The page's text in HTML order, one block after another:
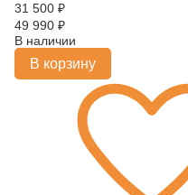
31 500 ₽
49 990 ₽
В наличии
В корзину